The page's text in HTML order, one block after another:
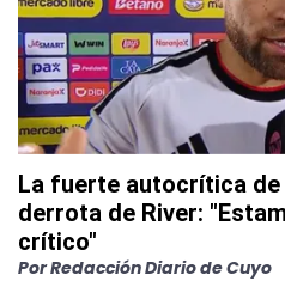
La fuerte autocrítica
derrota de River:
crítico"
PorRedacción Diario de Cuyo